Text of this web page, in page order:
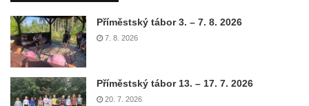
Příměstský tábor 3. – 7. 8. 2026
7. 8. 2026
Příměstský tábor 13. – 17. 7. 2026
20. 7. 2026